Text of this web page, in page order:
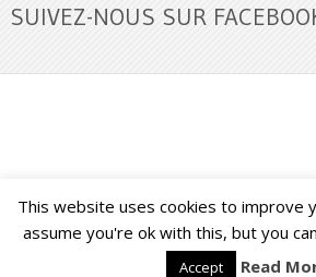
SUIVEZ-NOUS SUR
Buzz Ultra Copyright © 2026.
This website uses cookies to improve
assume you're ok with this, but you
Accept Read
Français English (